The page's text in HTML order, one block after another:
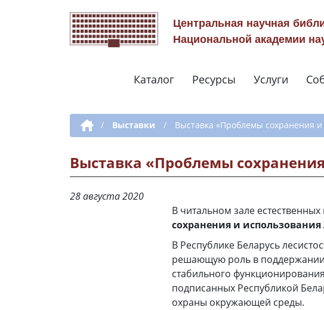
Центральная научная
Национальной академии
Каталог Ресурсы Услуги
Дополнительная навигация
/ Выставки / Выставка «Проблемы сохранения
Выставка «Проблемы
28 августа 2020
В читальном зале
сохранения и использования
В Республике Беларусь
решающую роль в
стабильного
подписанных Республикой
охраны окружающей среды.